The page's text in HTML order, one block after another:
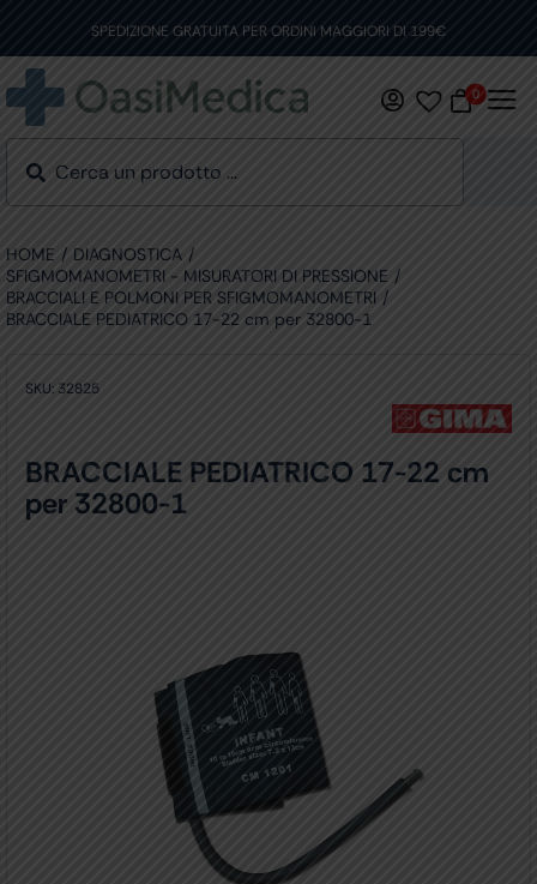
content
SPEDIZIONE GRATUITA PER ORDINI MAGGIORI DI 199€
0
HOME
DIAGNOSTICA
SFIGMOMANOMETRI - MISURATORI DI PRESSIONE
BRACCIALI E POLMONI PER SFIGMOMANOMETRI
BRACCIALE PEDIATRICO 17-22 cm per 32800-1
SKU: 32825
BRACCIALE PEDIATRICO 17-22 cm
per 32800-1